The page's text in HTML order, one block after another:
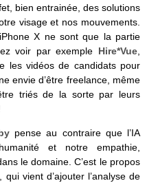
bien entrainée, des solutions
visage et nos mouvements.
X ne sont que la partie
voir par exemple Hire*Vue,
les vidéos de candidats pour
envie d’être freelance, même
triés de la sorte par leurs
pense au contraire que l’IA
et notre empathie,
le domaine. C’est le propos
, qui vient d’ajouter l’analyse de